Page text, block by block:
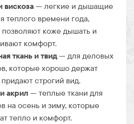
вискоза— легкие и дышащие
теплого времени года,
позволяют коже дышать и
комфорт.
ткань и твид— для деловых
которые хорошо держат
строгий вид.
акрил — теплые ткани для
на осень и зиму, которые
тепло и комфорт.